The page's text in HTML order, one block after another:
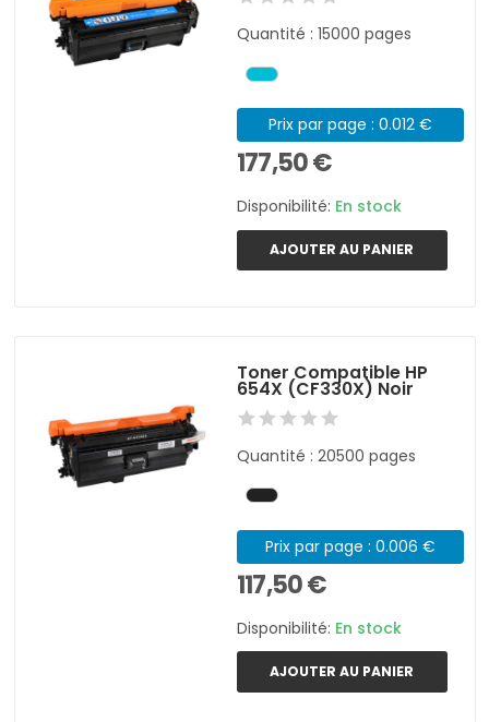
Quantité : 15000 pages
Prix par page : 0.012 €
177,50 €
Disponibilité: En stock
AJOUTER AU PANIER
Toner Compatible HP
654X (CF330X) Noir
Quantité : 20500 pages
Prix par page : 0.006 €
117,50 €
Disponibilité: En stock
AJOUTER AU PANIER